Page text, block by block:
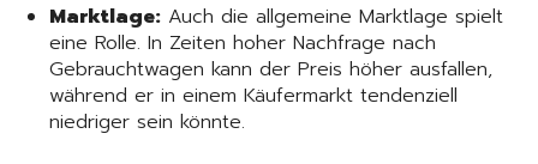
Marktlage: Auch die allgemeine Marktlage spielt
eine Rolle. In Zeiten hoher Nachfrage nach
Gebrauchtwagen kann der Preis höher ausfallen,
während er in einem Käufermarkt tendenziell
niedriger sein könnte.